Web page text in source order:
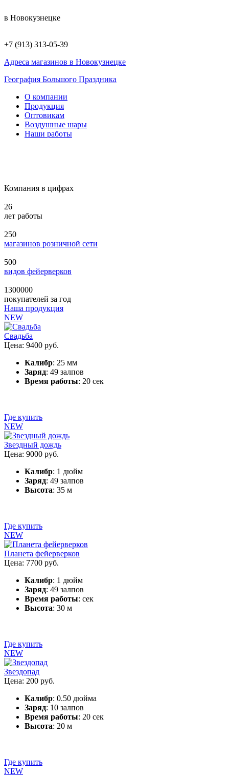
в Новокузнецке
+7 (913) 313-05-39
Адреса магазинов в Новокузнецке
География Большого Праздника
О компании
Продукция
Оптовикам
Воздушные шары
Наши работы
Компания в цифрах
26
лет работы
250
магазинов розничной сети
500
видов фейерверков
1300000
покупателей за год
Наша продукция
NEW
Свадьба
Цена: 9400 руб.
Калибр: 25 мм
Заряд: 49 залпов
Время работы: 20 сек
Где купить
NEW
Звездный дождь
Цена: 9000 руб.
Калибр: 1 дюйм
Заряд: 49 залпов
Высота: 35 м
Где купить
NEW
Планета фейерверков
Цена: 7700 руб.
Калибр: 1 дюйм
Заряд: 49 залпов
Время работы: сек
Высота: 30 м
Где купить
NEW
Звездопад
Цена: 200 руб.
Калибр: 0.50 дюйма
Заряд: 10 залпов
Время работы: 20 сек
Высота: 20 м
Где купить
NEW